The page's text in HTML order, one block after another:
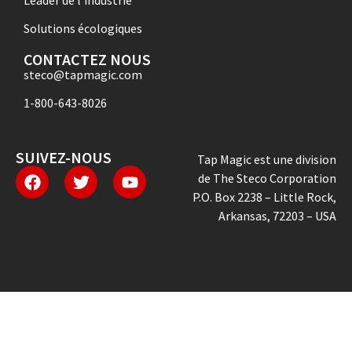
Solutions écologiques
CONTACTEZ NOUS
steco@tapmagic.com
1-800-643-8026
SUIVEZ-NOUS
Tap Magic est une division
de The Steco Corporation
P.O. Box 2238 – Little Rock,
Arkansas, 72203 – USA